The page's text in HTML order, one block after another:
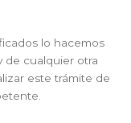
lo hacemos
de cualquier otra
este trámite de